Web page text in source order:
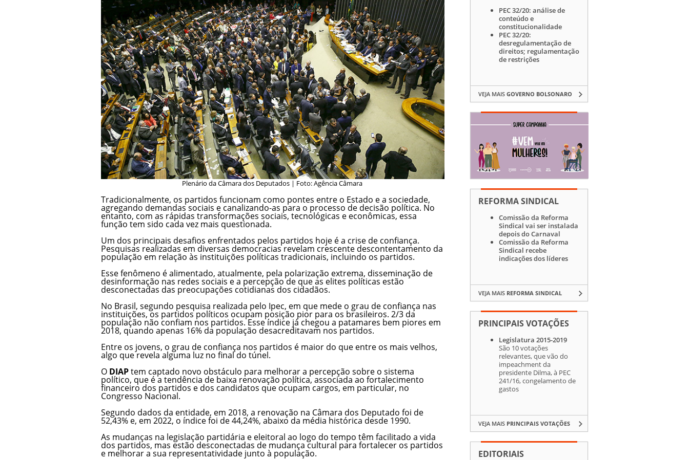
Plenário da Câmara dos Deputados | Foto: Agência Câmara
Tradicionalmente, os partidos funcionam como pontes entre o Estado e a sociedade,
agregando demandas sociais e canalizando-as para o processo de decisão política. No
entanto, com as rápidas transformações sociais, tecnológicas e econômicas, essa
função tem sido cada vez mais questionada.
Um dos principais desafios enfrentados pelos partidos hoje é a crise de confiança.
Pesquisas realizadas em diversas democracias revelam crescente descontentamento da
população em relação às instituições políticas tradicionais, incluindo os partidos.
Esse fenômeno é alimentado, atualmente, pela polarização extrema, disseminação de
desinformação nas redes sociais e a percepção de que as elites políticas estão
desconectadas das preocupações cotidianas dos cidadãos.
No Brasil, segundo pesquisa realizada pelo Ipec, em que mede o grau de confiança nas
instituições, os partidos políticos ocupam posição pior para os brasileiros. 2/3 da
população não confiam nos partidos. Esse índice já chegou a patamares bem piores em
2018, quando apenas 16% da população desacreditavam nos partidos.
Entre os jovens, o grau de confiança nos partidos é maior do que entre os mais velhos,
algo que revela alguma luz no final do túnel.
O DIAPtem captado novo obstáculo para melhorar a percepção sobre o sistema
político, que é a tendência de baixa renovação política, associada ao fortalecimento
financeiro dos partidos e dos candidatos que ocupam cargos, em particular, no
Congresso Nacional.
Segundo dados da entidade, em 2018, a renovação na Câmara dos Deputado foi de
52,43% e, em 2022, o índice foi de 44,24%, abaixo da média histórica desde 1990.
As mudanças na legislação partidária e eleitoral ao logo do tempo têm facilitado a vida
dos partidos, mas estão desconectadas de mudança cultural para fortalecer os partidos
e melhorar a sua representatividade junto à população.
PEC 32/20: análise de
conteúdo e
constitucionalidade
PEC 32/20:
desregulamentação de
direitos; regulamentação
de restrições
VEJA MAIS GOVERNO BOLSONARO
REFORMA SINDICAL
Comissão da Reforma
Sindical vai ser instalada
depois do Carnaval
Comissão da Reforma
Sindical recebe
indicações dos líderes
VEJA MAIS REFORMA SINDICAL
PRINCIPAIS VOTAÇÕES
Legislatura 2015-2019
São 10 votações
relevantes, que vão do
impeachment da
presidente Dilma, à PEC
241/16, congelamento de
gastos
VEJA MAIS PRINCIPAIS VOTAÇÕES
EDITORIAIS